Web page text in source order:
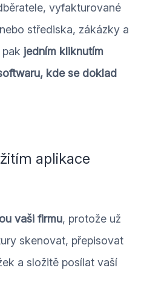
vyfakturované
střediska, zákázky a
jedním kliknutím
kde se doklad
aplikace
vaši firmu, protože už
skenovat, přepisovat
a složitě posílat vaší